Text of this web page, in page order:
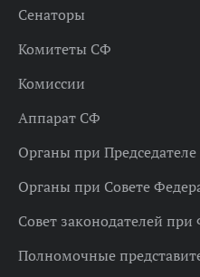
Сенаторы
Комитеты СФ
Комиссии
Аппарат СФ
Органы при Председателе
Органы при Совете
Совет законодателей
Полномочные